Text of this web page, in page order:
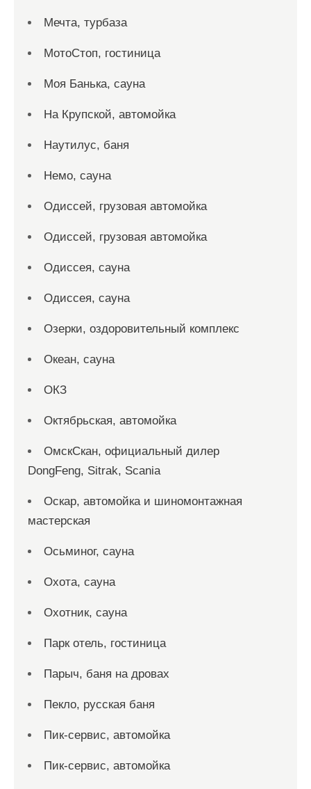
Мечта, турбаза
МотоСтоп, гостиница
Моя Банька, сауна
На Крупской, автомойка
Наутилус, баня
Немо, сауна
Одиссей, грузовая автомойка
Одиссей, грузовая автомойка
Одиссея, сауна
Одиссея, сауна
Озерки, оздоровительный комплекс
Океан, сауна
ОКЗ
Октябрьская, автомойка
ОмскСкан, официальный дилер
DongFeng, Sitrak, Scania
Оскар, автомойка и шиномонтажная
мастерская
Осьминог, сауна
Охота, сауна
Охотник, сауна
Парк отель, гостиница
Парыч, баня на дровах
Пекло, русская баня
Пик-сервис, автомойка
Пик-сервис, автомойка